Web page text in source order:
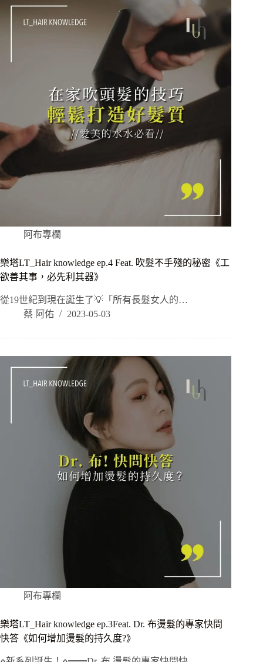
阿布專欄
樂塔LT_Hair knowledge ep.4 Feat. 吹髮不手殘的秘密《工
欲善其事，必先利其器》
從19世紀到現在誕生了💡「所有長髮女人的…
蔡 阿佑
2023-05-03
阿布專欄
樂塔LT_Hair knowledge ep.3Feat. Dr. 布燙髮的專家快問
快答《如何增加燙髮的持久度?》